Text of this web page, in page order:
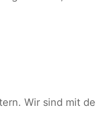
Wir sind mit